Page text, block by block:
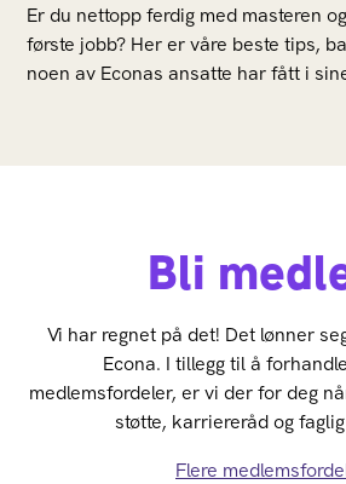
Er du nettopp ferdig med masteren
første jobb? Her er våre beste tips,
noen av Econas ansatte har fått i
Bli
Vi har regnet på det! Det lønner
Econa. I tillegg til å
medlemsfordeler, er vi der for deg
støtte, karriereråd og
Flere